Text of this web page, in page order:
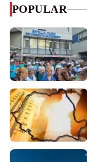
POPULAR